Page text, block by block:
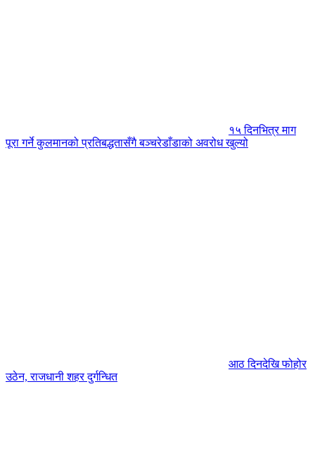
१५ दिनभित्र माग
पूरा गर्ने कुलमानको प्रतिबद्धतासँगै बञ्चरेडाँडाको अवरोध खुल्यो
आठ दिनदेखि फोहोर
उठेन, राजधानी शहर दुर्गन्धित